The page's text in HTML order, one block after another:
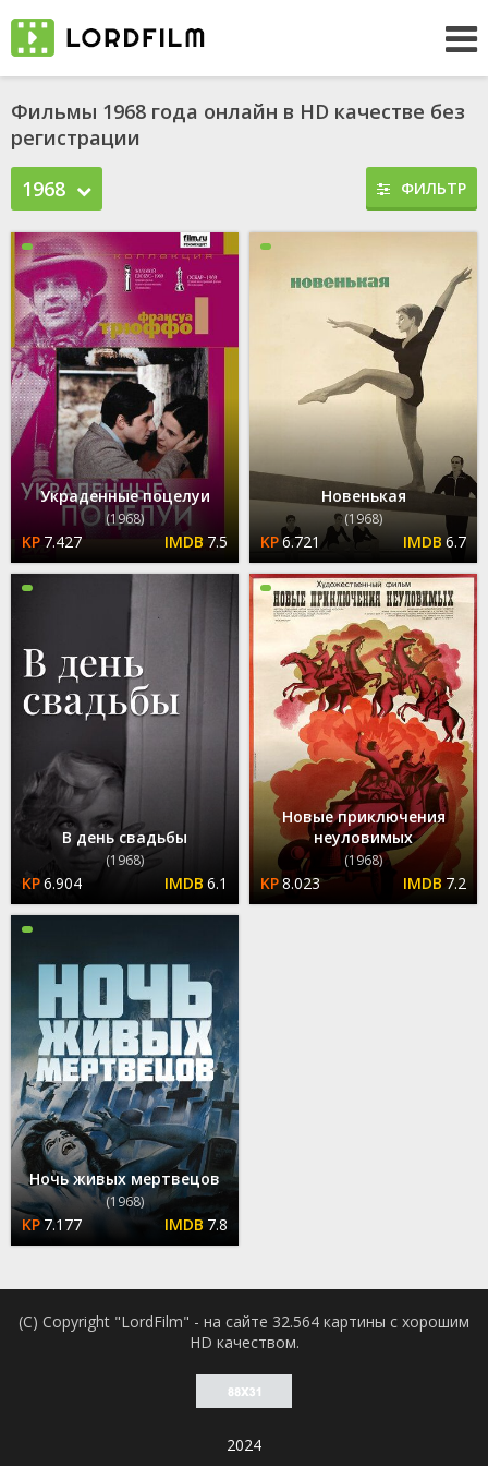
Фильмы 1968 года онлайн в HD качестве без
регистрации
1968
ФИЛЬТР
Украденные поцелуи
(1968)
7.427 7.5
Новенькая
(1968)
6.721 6.7
В день свадьбы
(1968)
6.904 6.1
Новые приключения
неуловимых
(1968)
8.023 7.2
Ночь живых мертвецов
(1968)
7.177 7.8
(C) Copyright "LordFilm" - на сайте 32.564 картины с хорошим
HD качеством.
2024